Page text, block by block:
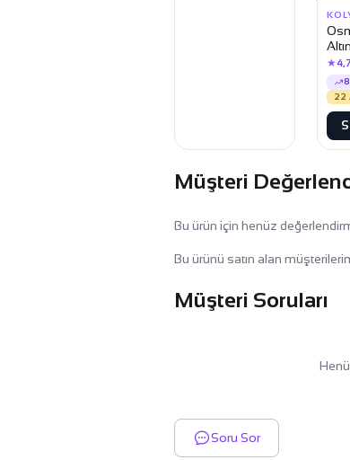
★4,7
22
Müşteri
Bu ürün için henüz
Bu ürünü satın alan
Müşteri Soruları
Soru Sor